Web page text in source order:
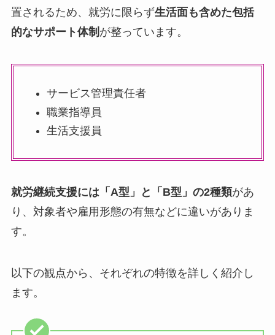
置されるため、就労に限らず生活面も含めた包括
的なサポート体制 が整っています。
サービス管理責任者
職業指導員
生活支援員
就労継続支援には「A型」と「B型」の2種類があ
り、対象者や雇用形態の有無などに違いがありま
す。
以下の観点から、それぞれの特徴を詳しく紹介し
ます。